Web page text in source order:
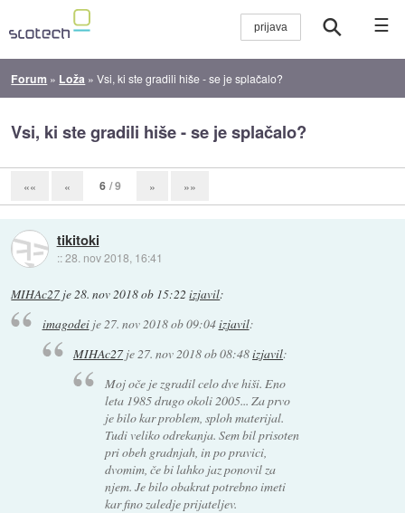
☰
Forum » Loža »Vsi, ki ste gradili hiše - se je splačalo?
Vsi, ki ste gradili hiše - se je splačalo?
«« « 6 / 9 » »»
tikitoki
::28. nov 2018, 16:41
MIHAc27 je28. nov 2018 ob 15:22 izjavil:
imagodeije27. nov 2018 ob 09:04izjavil:
MIHAc27je27. nov 2018 ob 08:48izjavil:
Moj oče je zgradil celo dve hiši. Eno
leta 1985 drugo okoli 2005... Za prvo
je bilo kar problem, sploh materijal.
Tudi veliko odrekanja. Sem bil prisoten
pri obeh gradnjah, in po pravici,
dvomim, če bi lahko jaz ponovil za
njem. Je bilo obakrat potrebno imeti
kar fino zaledje prijateljev.